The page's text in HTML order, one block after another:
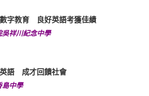
字教育 良好英語考獲佳績
祥川紀念中學
語 成才回饋社會
島中學